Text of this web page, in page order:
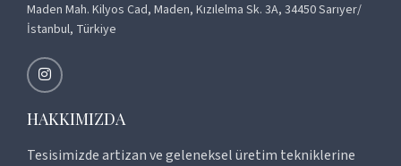
Maden Mah. Kilyos Cad, Maden, Kızılelma Sk. 3A, 34450 Sarıyer/
İstanbul, Türkiye
HAKKIMIZDA
Tesisimizde artizan ve geleneksel üretim tekniklerine